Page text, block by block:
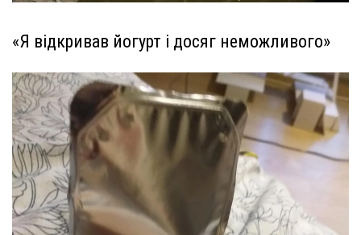
«Я відкривав йогурт і досяг неможливого»